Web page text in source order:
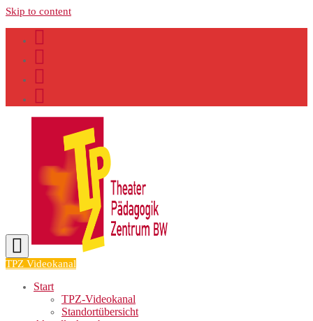
Skip to content
TPZ Videokanal
Start
TPZ-Videokanal
Standortübersicht